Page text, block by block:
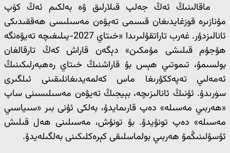
ماقالىنىڭ ئەڭ جەلپ قىلارلىق ۋە بەلكىم ئەڭ كۆپ
مۇنازىرە قوزغايدىغان قىسمى تەيۋەن مەسىلىسى ھەققىدىكى
ئانالىزدۇر. غەرب تاراتقۇلىرىدا «خىتاي 2027-يىلىغىچە تەيۋەنگە
ھۇجۇم قىلىشى مۇمكىن» دېگەن قاراش كەڭ تارقالغان
بولسىمۇ، تىموتىي ھېس بۇ قاراشنىڭ خىتاي رەھبەرلىكىنىڭ
ئەمەلىي تەپەككۇرىغا ماس كەلمەيدىغانلىقىنى ئىلگىرى
سۈرىدۇ. ئۇنىڭ ئانالىزىچە، بېيجىڭ تەيۋەن مەسىلىسىنى ساپ
«ھەربىي مەسىلە» دەپ قارىمايدۇ، بەلكى ئۇنى بىر «سىياسىي
مەسىلە» دەپ تونۇيدۇ. بۇ تونۇش، مەسىلىنى ھەل قىلىش
ئۇسۇلىنىڭمۇ ھەربىي بولماسلىقى كېرەكلىكىنى بەلگىلەيدۇ.